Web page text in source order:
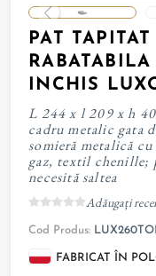
PAT
INCHIS
L 244 x l 209 x h
cadru metalic gata
somieră metalică
gaz, textil chenille;
necesită saltea
Adăugați
Cod Produs:
FABRICAT ÎN